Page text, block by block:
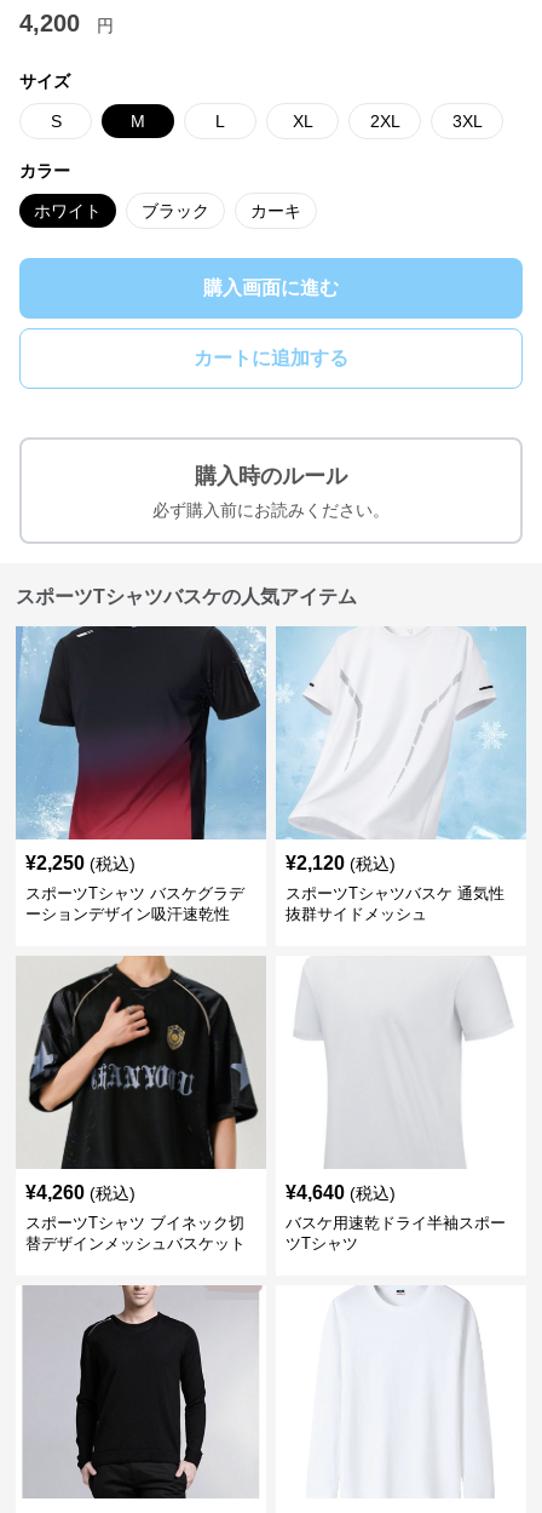
4,200 円
サイズ
S M L XL 2XL 3XL
カラー
ホワイト ブラック カーキ
購入画面に進む
カートに追加する
購入時のルール
必ず購入前にお読みください。
スポーツTシャツバスケの人気アイテム
¥2,250 (税込)
スポーツTシャツ バスケグラデ
ーションデザイン吸汗速乾性
¥2,120 (税込)
スポーツTシャツバスケ 通気性
抜群サイドメッシュ
¥4,260 (税込)
スポーツTシャツ ブイネック切
替デザインメッシュバスケット
¥4,640 (税込)
バスケ用速乾ドライ半袖スポー
ツTシャツ